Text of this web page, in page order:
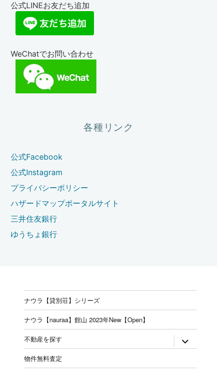
公式LINEお友だち追加
WeChatでお問い合わせ
各種リンク
公式Facebook
公式Instagram
プライバシーポリシー
ハザードマップポータルサイト
三井住友銀行
ゆうちょ銀行
ナウラ【貸別荘】シリーズ
ナウラ【nauraa】館山 2023年New【Open】
不動産を探す expand
child
物件無料査定